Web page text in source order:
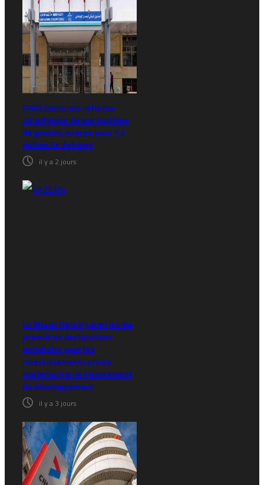
CNSS lance une réforme
stratégique de son système
de gestion interne pour 1,2
million de dirhams
il y a 2 jours
Le Maroc figure parmi les dix
premières destinations
mondiales pour les
investissements privés
soutenus par le financement
du développement
il y a 3 jours